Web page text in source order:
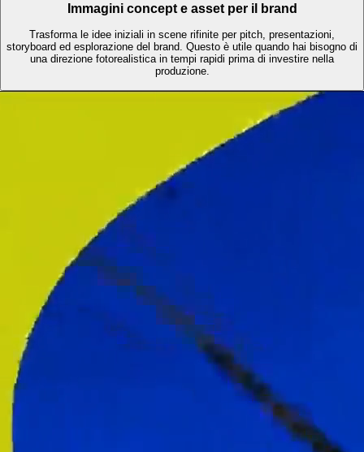
Immagini concept e asset per il brand
Trasforma le idee iniziali in scene rifinite per pitch, presentazioni,
storyboard ed esplorazione del brand. Questo è utile quando hai bisogno di
una direzione fotorealistica in tempi rapidi prima di investire nella
produzione.